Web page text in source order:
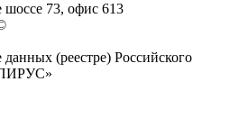
шоссе 73, офис 613
данных (реестре) Российского